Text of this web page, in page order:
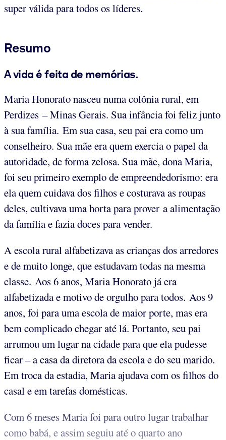
super válida para todos os líderes.
Resumo
A vida é feita de memórias.
Maria Honorato nasceu numa colônia rural, em
Perdizes – Minas Gerais. Sua infância foi feliz junto
à sua família. Em sua casa, seu pai era como um
conselheiro. Sua mãe era quem exercia o papel da
autoridade, de forma zelosa. Sua mãe, dona Maria,
foi seu primeiro exemplo de empreendedorismo: era
ela quem cuidava dos filhos e costurava as roupas
deles, cultivava uma horta para prover a alimentação
da família e fazia doces para vender.
A escola rural alfabetizava as crianças dos arredores
e de muito longe, que estudavam todas na mesma
classe. Aos 6 anos, Maria Honorato já era
alfabetizada e motivo de orgulho para todos. Aos 9
anos, foi para uma escola de maior porte, mas era
bem complicado chegar até lá. Portanto, seu pai
arrumou um lugar na cidade para que ela pudesse
ficar – a casa da diretora da escola e do seu marido.
Em troca da estadia, Maria ajudava com os filhos do
casal e em tarefas domésticas.
Com 6 meses Maria foi para outro lugar trabalhar
como babá, e assim seguiu até o quarto ano